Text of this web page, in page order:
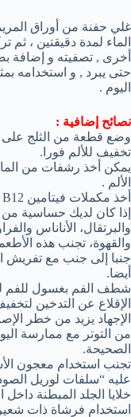
أخرى , تصفيته و إضافة
حتى يبرد , و استخدامه
اليوم .
نصائح إضافية :
وضع قطعة من الثلج على
تخفيف للألم فورا.
يمكن أخذ رشفات من
الألم .
أخذ مكملات فيتامين B12 لمنع تفشي القروح على اللسان .
إذا كان لديك حساسية من
والبرتقال، الأناناس
والقهوة، تجنب هذه
جنبا إلى جنب مع تفريش
أيضا.
شطف الفم بغسول للفم
الإقلاع عن التدخين
الإجهاد يزيد من خطر
من التوتر مع ممارسة
الصحيحة.
تجنب استخدام معجون
عليه “سلفات لوريل
خلايا الجلد المبطنة داخل
استخدام فرشاة ذات